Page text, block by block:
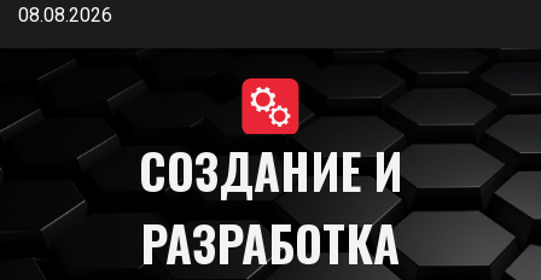
Перейти
содержимому
08.08.2026
СОЗДАНИЕ И
РАЗРАБОТКА